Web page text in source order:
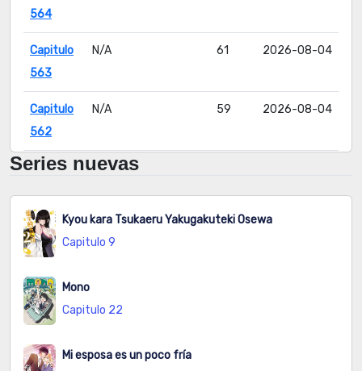
564
Capitulo
563
N/A 61 2026-08-04
Capitulo
562
N/A 59 2026-08-04
Capitulo
N/A
Capitulo
560
N/A 70 2026-08-04
Capitulo
559
Capitulo
558
Series nuevas
Kyou kara Tsukaeru Yakugakuteki Osewa
Capitulo 9
Mono
Capitulo 22
Mi esposa es un poco fría